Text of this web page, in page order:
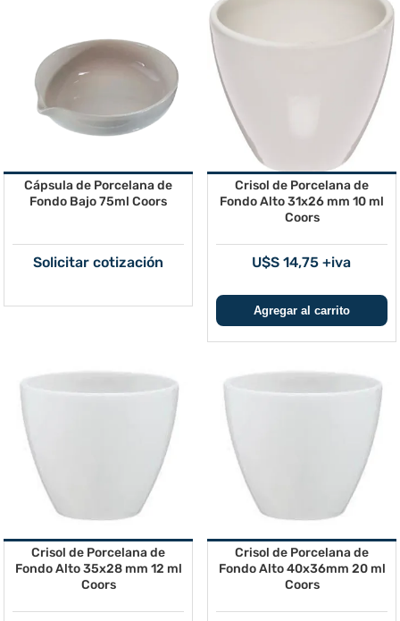
Cápsula de Porcelana de
Fondo Bajo 75ml Coors
Solicitar cotización
Crisol de Porcelana de
Fondo Alto 31x26 mm 10 ml
Coors
U$S 14,75 +iva
Crisol de Porcelana de
Fondo Alto 35x28 mm 12 ml
Coors
Crisol de Porcelana de
Fondo Alto 40x36mm 20 ml
Coors